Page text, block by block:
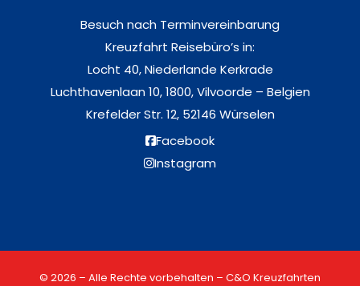
Besuch nach Terminvereinbarung
Kreuzfahrt Reisebüro’s in:
Locht 40, Niederlande Kerkrade
Luchthavenlaan 10, 1800, Vilvoorde – Belgien
Krefelder Str. 12, 52146 Würselen
Facebook
Instagram
© 2026 – Alle Rechte vorbehalten – C&O Kreuzfahrten